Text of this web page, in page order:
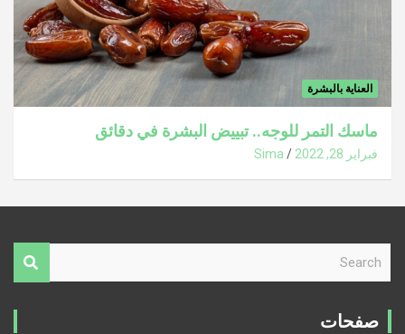
العناية بالبشرة
ماسك التمر للوجه.. تبييض البشرة في دقائق
فبراير 28, 2022 Sima
r
صفحات